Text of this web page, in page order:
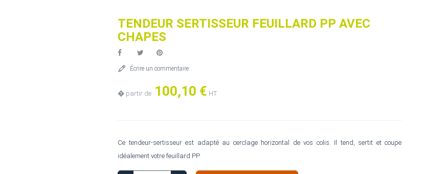
TENDEUR SERTISSEUR FEUILLARD PP AVEC
CHAPES
Écrire un commentaire
� partir de 100,10 € HT
Ce tendeur-sertisseur est adapté au cerclage horizontal de vos colis. Il tend, sertit et coupe
idéalement votre feuillard PP.